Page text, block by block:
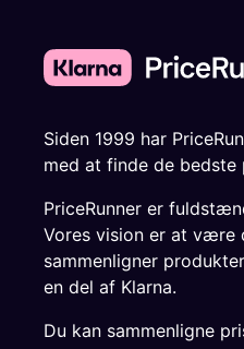
Siden 1999 har
med at finde de
PriceRunner er
Vores vision er at være
sammenligner
en del af Klarna.
Du kan sammenligne